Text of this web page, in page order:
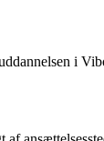
i